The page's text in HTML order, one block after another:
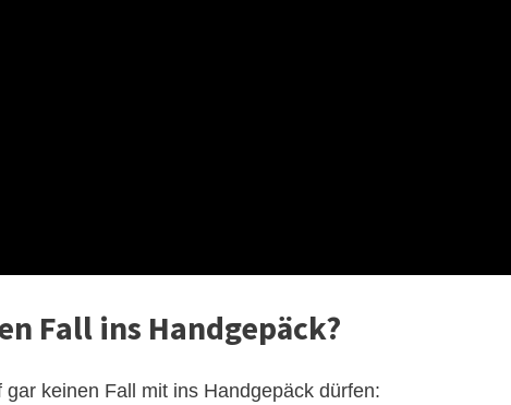
Fall ins Handgepäck?
keinen Fall mit ins Handgepäck dürfen: